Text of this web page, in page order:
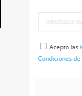
Acepto las
Condiciones de